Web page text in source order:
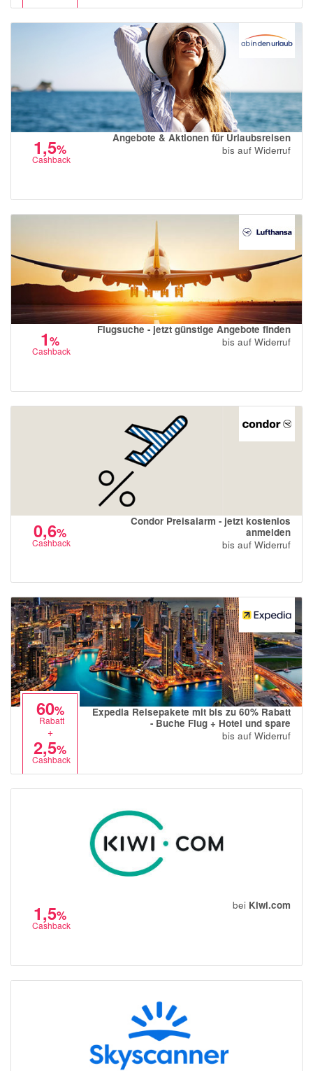
1,5%
Cashback
Angebote & Aktionen für Urlaubsreisen
bis auf Widerruf
1%
Cashback
Flugsuche - jetzt günstige Angebote finden
bis auf Widerruf
0,6%
Cashback
Condor Preisalarm - jetzt kostenlos
anmelden
bis auf Widerruf
60%
Rabatt
+
2,5%
Cashback
Expedia Reisepakete mit bis zu 60% Rabatt
- Buche Flug + Hotel und spare
bis auf Widerruf
1,5%
Cashback
bei Kiwi.com